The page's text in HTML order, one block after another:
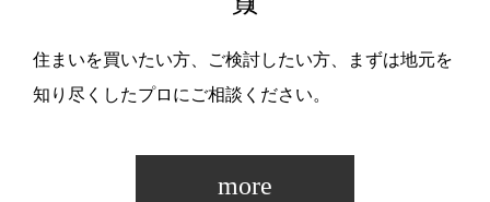
住まいを買いたい方、ご検討したい方、まずは地元を
知り尽くしたプロにご相談ください。
more